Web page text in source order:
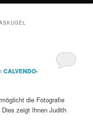
CALVENDO-
die Fotografie
zeigt Ihnen Judith